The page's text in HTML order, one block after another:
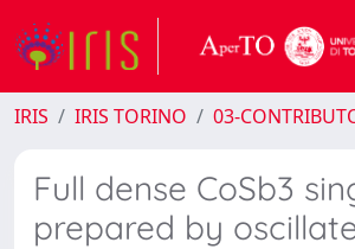
IRIS IRIS TORINO 03-
Full dense CoSb3
prepared by